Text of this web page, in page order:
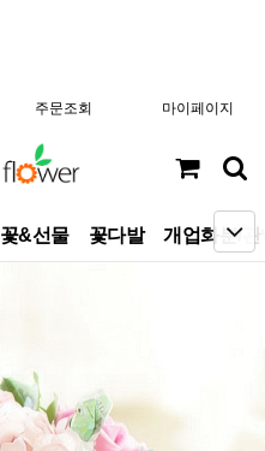
주문조회 마이페이지
꽃&선물 꽃다발 개업화분/